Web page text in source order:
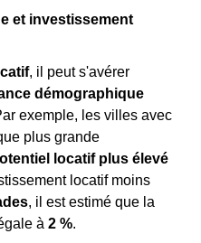
et investissement
, il peut s'avérer
démographique
exemple, les villes avec
plus grande
locatif plus élevé
locatif moins
, il est estimé que la
à 2 %.